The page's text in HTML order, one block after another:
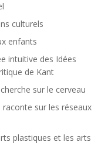
culturels
enfants
intuitive des Idées
de Kant
sur le cerveau
sur les réseaux
plastiques et les arts